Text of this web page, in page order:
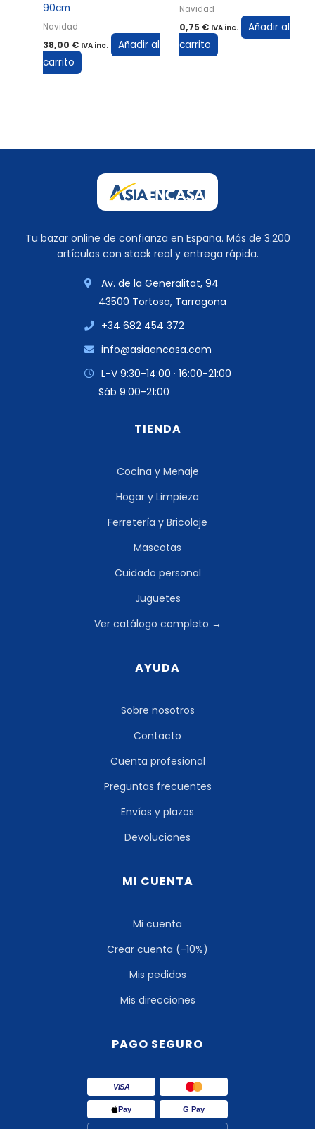
90cm
Navidad
38,00 € IVA inc.
Añadir al
carrito
Navidad
0,75 € IVA inc.
Añadir al
carrito
Tu bazar online de confianza en España. Más de 3.200
artículos con stock real y entrega rápida.
Av. de la Generalitat, 94
43500 Tortosa, Tarragona
+34 682 454 372
info@asiaencasa.com
L-V 9:30-14:00 · 16:00-21:00
Sáb 9:00-21:00
TIENDA
Cocina y Menaje
Hogar y Limpieza
Ferretería y Bricolaje
Mascotas
Cuidado personal
Juguetes
Ver catálogo completo →
AYUDA
Sobre nosotros
Contacto
Cuenta profesional
Preguntas frecuentes
Envíos y plazos
Devoluciones
MI CUENTA
Mi cuenta
Crear cuenta (-10%)
Mis pedidos
Mis direcciones
PAGO SEGURO
VISA
Pay G Pay